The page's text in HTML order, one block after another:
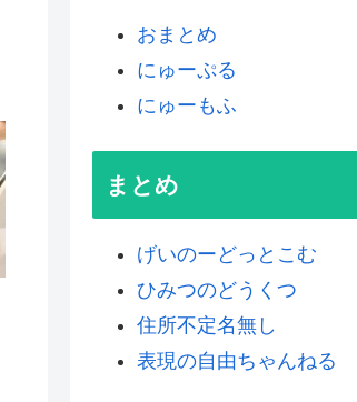
おまとめ
にゅーぷる
にゅーもふ
まとめ
げいのーどっとこむ
ひみつのどうくつ
住所不定名無し
表現の自由ちゃんねる